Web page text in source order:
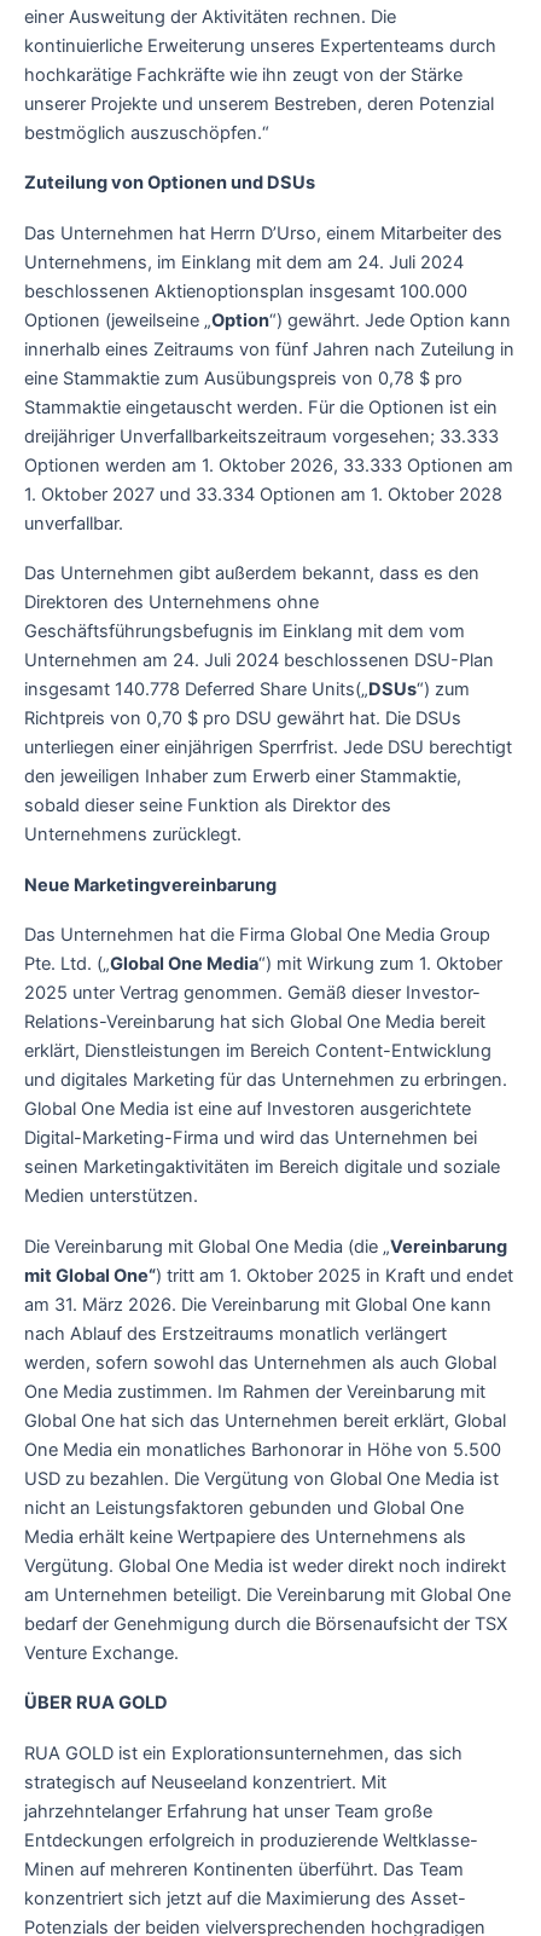
einer Ausweitung der Aktivitäten rechnen. Die
kontinuierliche Erweiterung unseres Expertenteams durch
hochkarätige Fachkräfte wie ihn zeugt von der Stärke
unserer Projekte und unserem Bestreben, deren Potenzial
bestmöglich auszuschöpfen.“
Zuteilung von Optionen und DSUs
Das Unternehmen hat Herrn D’Urso, einem Mitarbeiter des
Unternehmens, im Einklang mit dem am 24. Juli 2024
beschlossenen Aktienoptionsplan insgesamt 100.000
Optionen (jeweilseine „Option“) gewährt. Jede Option kann
innerhalb eines Zeitraums von fünf Jahren nach Zuteilung in
eine Stammaktie zum Ausübungspreis von 0,78 $ pro
Stammaktie eingetauscht werden. Für die Optionen ist ein
dreijähriger Unverfallbarkeitszeitraum vorgesehen; 33.333
Optionen werden am 1. Oktober 2026, 33.333 Optionen am
1. Oktober 2027 und 33.334 Optionen am 1. Oktober 2028
unverfallbar.
Das Unternehmen gibt außerdem bekannt, dass es den
Direktoren des Unternehmens ohne
Geschäftsführungsbefugnis im Einklang mit dem vom
Unternehmen am 24. Juli 2024 beschlossenen DSU-Plan
insgesamt 140.778 Deferred Share Units(„DSUs“) zum
Richtpreis von 0,70 $ pro DSU gewährt hat. Die DSUs
unterliegen einer einjährigen Sperrfrist. Jede DSU berechtigt
den jeweiligen Inhaber zum Erwerb einer Stammaktie,
sobald dieser seine Funktion als Direktor des
Unternehmens zurücklegt.
Neue Marketingvereinbarung
Das Unternehmen hat die Firma Global One Media Group
Pte. Ltd. („Global One Media“) mit Wirkung zum 1. Oktober
2025 unter Vertrag genommen. Gemäß dieser Investor-
Relations-Vereinbarung hat sich Global One Media bereit
erklärt, Dienstleistungen im Bereich Content-Entwicklung
und digitales Marketing für das Unternehmen zu erbringen.
Global One Media ist eine auf Investoren ausgerichtete
Digital-Marketing-Firma und wird das Unternehmen bei
seinen Marketingaktivitäten im Bereich digitale und soziale
Medien unterstützen.
Die Vereinbarung mit Global One Media (die „Vereinbarung
mit Global One“) tritt am 1. Oktober 2025 in Kraft und endet
am 31. März 2026. Die Vereinbarung mit Global One kann
nach Ablauf des Erstzeitraums monatlich verlängert
werden, sofern sowohl das Unternehmen als auch Global
One Media zustimmen. Im Rahmen der Vereinbarung mit
Global One hat sich das Unternehmen bereit erklärt, Global
One Media ein monatliches Barhonorar in Höhe von 5.500
USD zu bezahlen. Die Vergütung von Global One Media ist
nicht an Leistungsfaktoren gebunden und Global One
Media erhält keine Wertpapiere des Unternehmens als
Vergütung. Global One Media ist weder direkt noch indirekt
am Unternehmen beteiligt. Die Vereinbarung mit Global One
bedarf der Genehmigung durch die Börsenaufsicht der TSX
Venture Exchange.
ÜBER RUA GOLD
RUA GOLD ist ein Explorationsunternehmen, das sich
strategisch auf Neuseeland konzentriert. Mit
jahrzehntelanger Erfahrung hat unser Team große
Entdeckungen erfolgreich in produzierende Weltklasse-
Minen auf mehreren Kontinenten überführt. Das Team
konzentriert sich jetzt auf die Maximierung des Asset-
Potenzials der beiden vielversprechenden hochgradigen